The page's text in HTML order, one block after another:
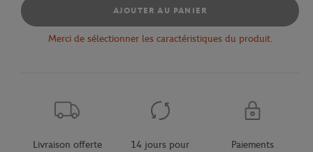
AJOUTER AU PANIER
Merci de sélectionner les caractéristiques du produit.
Livraison offerte
14 jours pour
Paiements